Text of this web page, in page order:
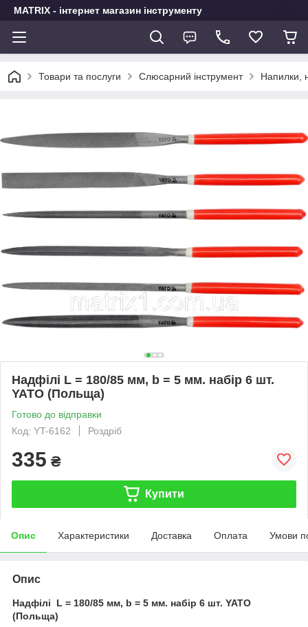
MATRIX - інтернет магазин інструменту
Товари та послуги Слюсарний інструмент Напилки,
Надфілі L = 180/85 мм, b = 5 мм. набір 6 шт.
YATO (Польща)
Готово до відправки
Код: YT-6162
Роздріб
335 ₴
Купити
Опис Характеристики Доставка Оплата Умови
Опис
Надфілі L = 180/85 мм, b = 5 мм. набір 6 шт. YATO
(Польща)